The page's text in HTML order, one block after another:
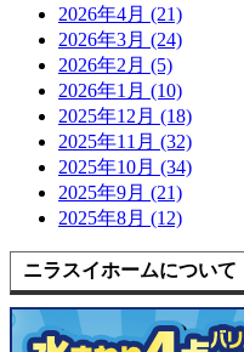
2026年4月 (21)
2026年3月 (24)
2026年2月 (5)
2026年1月 (10)
2025年12月 (18)
2025年11月 (32)
2025年10月 (34)
2025年9月 (21)
2025年8月 (12)
ニラスイホームについて